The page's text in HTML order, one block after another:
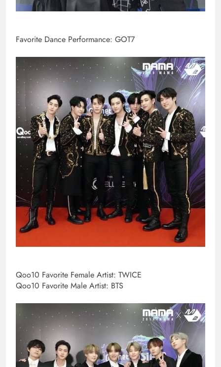
Favorite Dance Performance: GOT7
Qoo10 Favorite Female Artist: TWICE
Qoo10 Favorite Male Artist: BTS